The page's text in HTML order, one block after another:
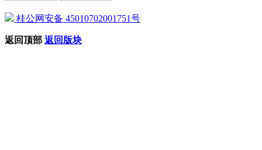
桂公网安备 45010702001751号
返回顶部 返回版块